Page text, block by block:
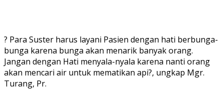
? Para Suster harus layani Pasien dengan hati berbunga-
bunga karena bunga akan menarik banyak orang.
Jangan dengan Hati menyala-nyala karena nanti orang
akan mencari air untuk mematikan api?, ungkap Mgr.
Turang, Pr.